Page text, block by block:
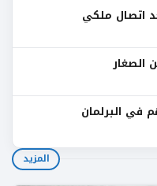
اتصال ملكي
الصغار
في البرلمان
المزيد